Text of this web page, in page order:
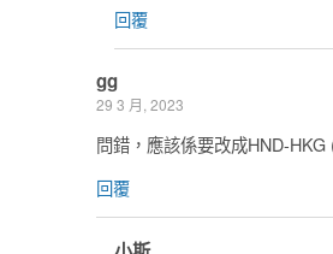
回覆
gg
29 3 月, 2023
問錯，應該係要改成HND-
回覆